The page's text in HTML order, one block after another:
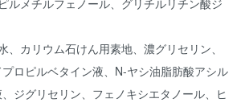
ルメチルフェノール、グリチルリチン酸ジ
、カリウム石けん用素地、濃グリセリン、
ロピルベタイン液、N-ヤシ油脂肪酸アシル
ジグリセリン、フェノキシエタノール、ヒ